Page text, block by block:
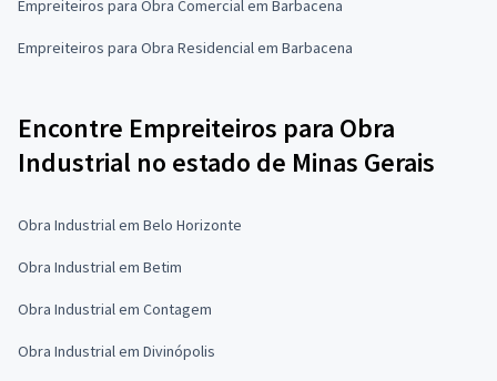
Empreiteiros para Obra Comercial em Barbacena
Empreiteiros para Obra Residencial em Barbacena
Encontre Empreiteiros para Obra
Industrial no estado de Minas Gerais
Obra Industrial em Belo Horizonte
Obra Industrial em Betim
Obra Industrial em Contagem
Obra Industrial em Divinópolis